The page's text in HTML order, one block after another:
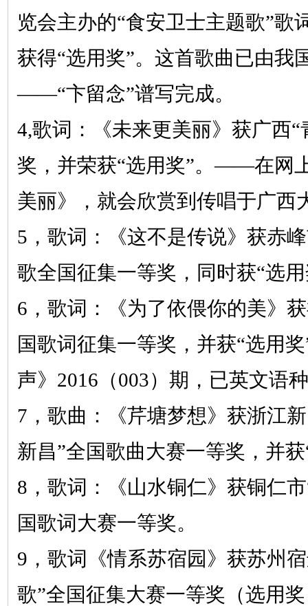
览会主办的“食安卫士主题歌”歌
获得“选用奖”。这首歌曲已由我
——“卞留念”谱写完成。
4,歌词：《未来更美丽》 获广西“
奖，并荣获“选用奖”。——在网
美丽》，就会欣赏到传唱于广西
5， 歌词：《这不是传说》 获赤
歌全国征集一等奖，同时获“选
6， 歌词：《为了依偎你的美》
国歌词征集一等奖，并获“选用
声》2016（003）期，已英文语
7， 歌曲：《芹塘梦想》 获浙江
新昌”全国歌曲大赛一等奖，并
8， 歌词：《山水铜仁》 获铜仁市
国歌词大赛一等奖。
9， 歌词《情系苏宿园》 获苏州
歌”全国征集大赛一等奖（选用